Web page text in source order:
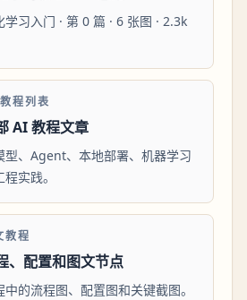
学习入门 · 第 0 篇 · 6 张图 · 2.3k
程列表
AI 教程文章
型、Agent、本地部署、机器学习
实践。
教程
、配置和图文节点
中的流程图、配置图和关键截图。